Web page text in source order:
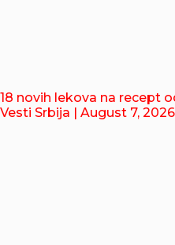
18 novih lekova na recept
Vesti Srbija | August 7, 2026